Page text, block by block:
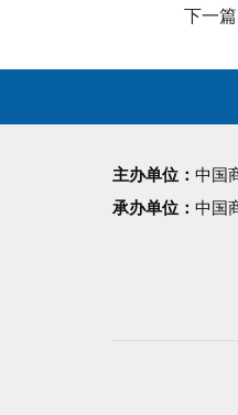
下一
主办单位： 中国
承办单位： 中国